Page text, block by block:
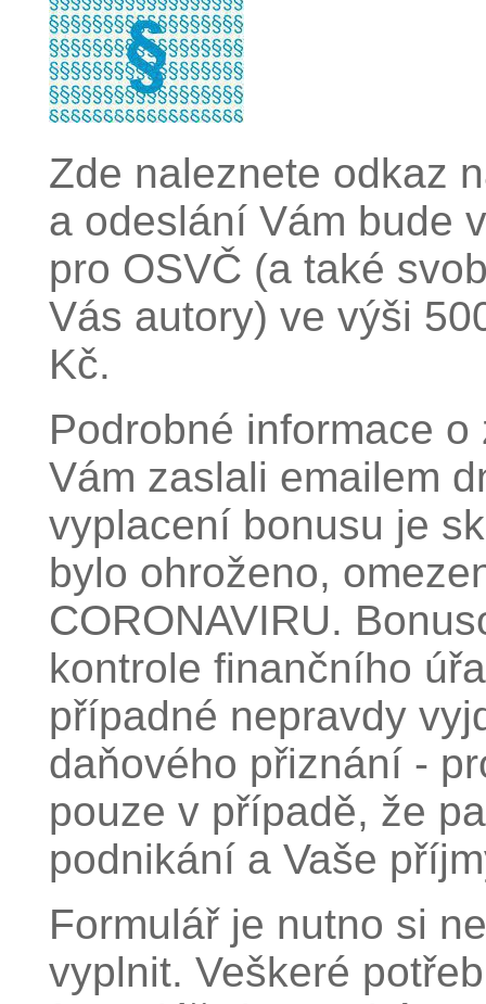
Zde naleznete odkaz
a odeslání Vám bude
pro OSVČ (a také
Vás autory) ve výši
Kč.
Podrobné informace
Vám zaslali emailem
vyplacení bonusu je
bylo ohroženo,
CORONAVIRU.
kontrole finančního
případné nepravdy
daňového přiznání -
pouze v případě, že
podnikání a Vaše
Formulář je nutno si
vyplnit. Veškeré